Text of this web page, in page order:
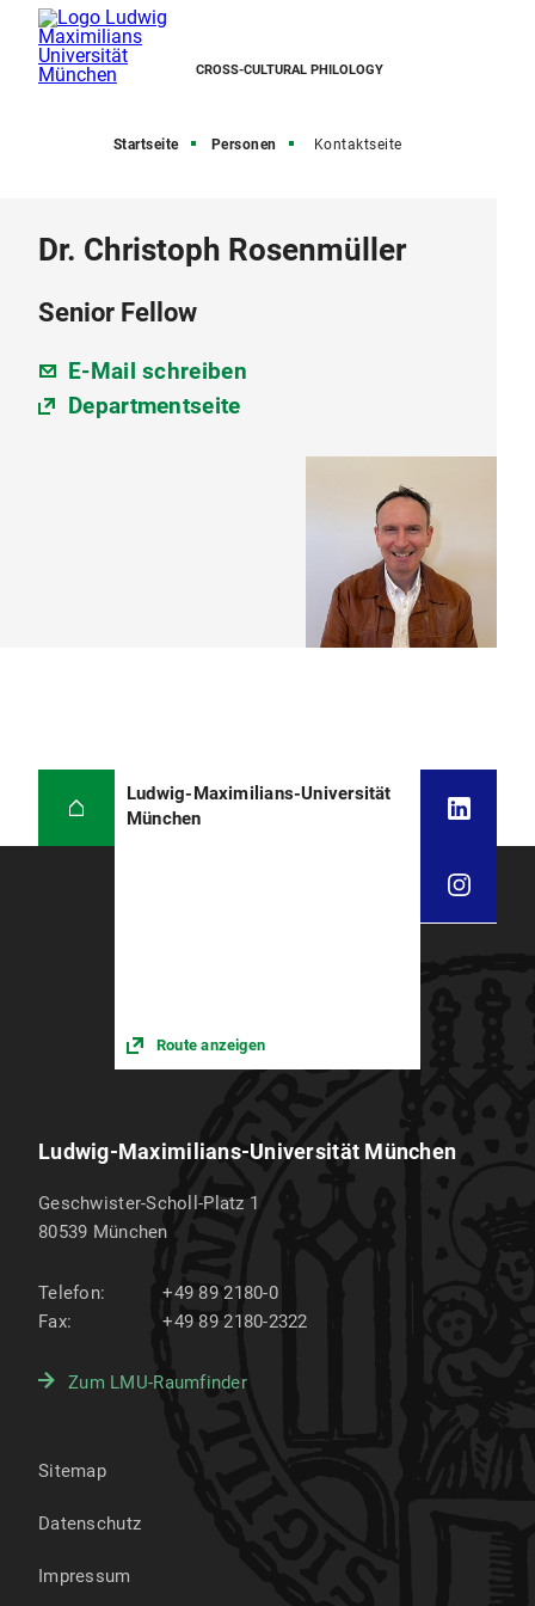
CROSS-CULTURAL PHILOLOGY
Startseite Personen Kontaktseite
Dr. Christoph Rosenmüller
Senior Fellow
E-Mail schreiben
Departmentseite
Ludwig-Maximilians-Universität
München
Route anzeigen
Ludwig-Maximilians-Universität München
Geschwister-Scholl-Platz 1
80539 München
Telefon:
+49 89 2180-0
Fax:
+49 89 2180-2322
Zum LMU-Raumfinder
Sitemap
Datenschutz
Impressum